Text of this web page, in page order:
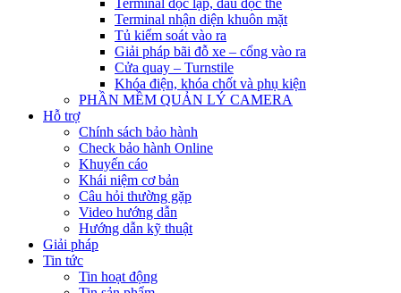
Terminal độc lập, đầu đọc thẻ
Terminal nhận diện khuôn mặt
Tủ kiểm soát vào ra
Giải pháp bãi đỗ xe – cổng vào ra
Cửa quay – Turnstile
Khóa điện, khóa chốt và phụ kiện
PHẦN MỀM QUẢN LÝ CAMERA
Hỗ trợ
Chính sách bảo hành
Check bảo hành Online
Khuyến cáo
Khái niệm cơ bản
Câu hỏi thường gặp
Video hướng dẫn
Hướng dẫn kỹ thuật
Giải pháp
Tin tức
Tin hoạt động